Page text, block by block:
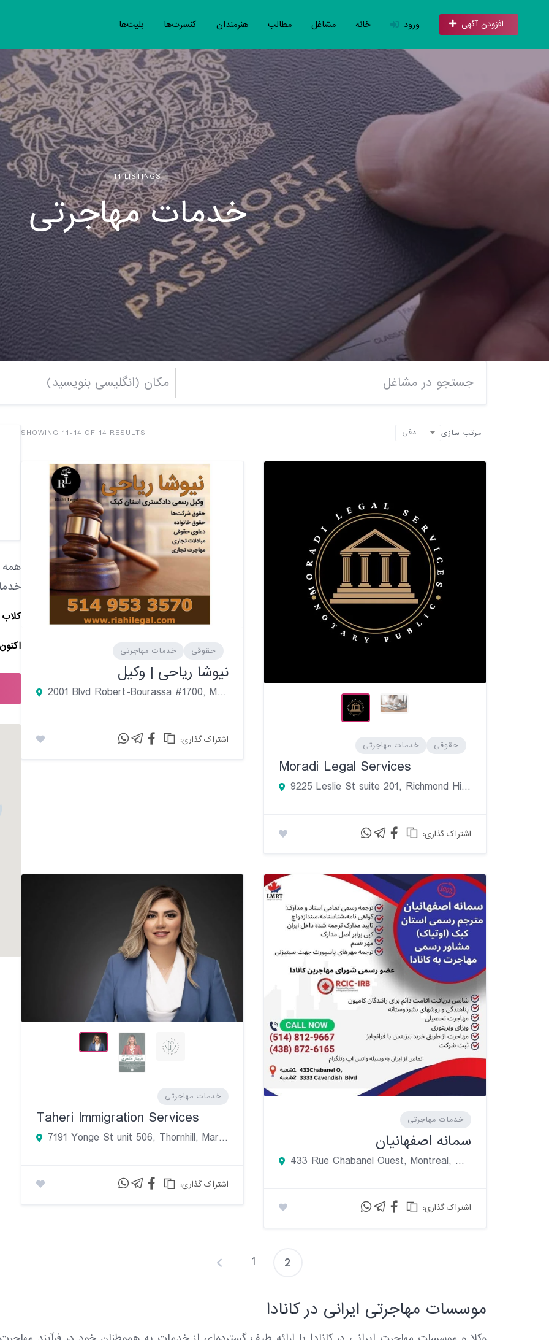
خانه مشاغل مطالب هنرمندان کنسرت‌ها بلیت‌ها ورود افزودن آگهی
14 LISTINGS
خدمات مهاجرتی
همه
SHOWING 11-14 OF 14 RESULTS مرتب سازی تصادفی
حقوقی خدمات مهاجرتی
نیوشا ریاحی | وکیل
2001 Blvd Robert-Bourassa #1700, Montréal, QC, Canada
:اشتراک گذاری
حقوقی خدمات مهاجرتی
Moradi Legal Services
9225 Leslie St suite 201, Richmond Hill, ON L4B 3H6, Canada
:اشتراک گذاری
خدمات مهاجرتی
Taheri Immigration Services
7191 Yonge St unit 506, Thornhill, Markham, ON L3T 0C4, Canada
:اشتراک گذاری
خدمات مهاجرتی
سمانه اصفهانیان
433 Rue Chabanel Ouest, Montreal, QC, Canada
:اشتراک گذاری
P
1 2
موسسات مهاجرتی ایرانی در کانادا